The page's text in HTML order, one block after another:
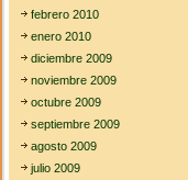
febrero 2010
enero 2010
diciembre 2009
noviembre 2009
octubre 2009
septiembre 2009
agosto 2009
julio 2009